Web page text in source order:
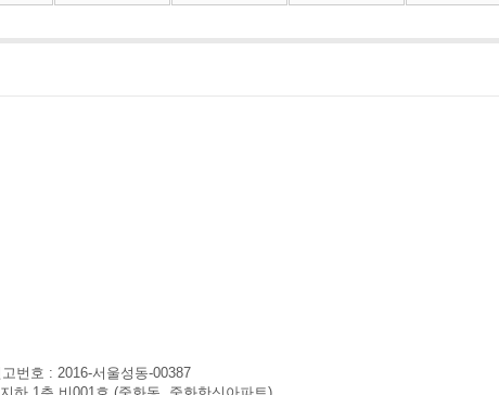
번호 : 2016-서울성동-00387